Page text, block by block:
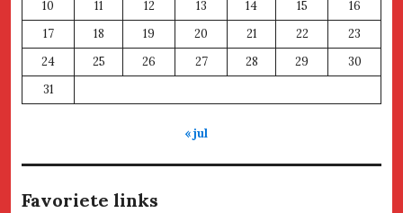
10
11 12 13 14 15
16
17
18 19 20 21 22
23
24
25 26 27 28 29
30
31
« jul
Favoriete links